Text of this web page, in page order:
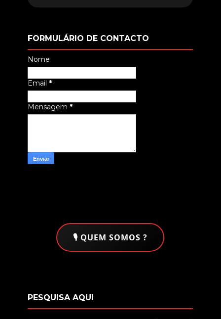
FORMULÁRIO DE CONTACTO
Nome
Email *
Mensagem *
🎙️ QUEM SOMOS ?
PESQUISA AQUI